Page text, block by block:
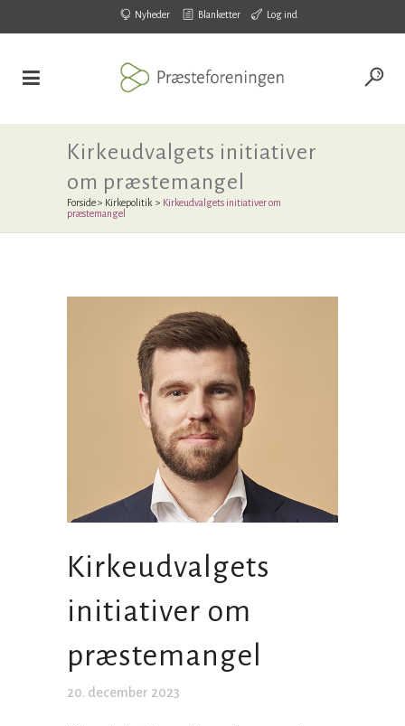
Nyheder Blanketter Log ind
Kirkeudvalgets initiativer
om præstemangel
Forside> Kirkepolitik > Kirkeudvalgets initiativer om
præstemangel
Kirkeudvalgets
initiativer om
præstemangel
20. december 2023